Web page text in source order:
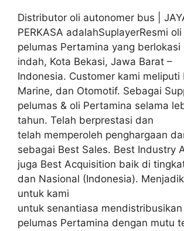
Distributor oli autonomer bus |
PERKASA adalahSuplayerResmi oli
pelumas Pertamina yang berlokasi
indah, Kota Bekasi, Jawa Barat –
Indonesia. Customer kami meliputi
Marine, dan Otomotif. Sebagai
pelumas & oli Pertamina selama
tahun. Telah berprestasi dan
telah memperoleh penghargaan
sebagai Best Sales. Best Industry
juga Best Acquisition baik di
dan Nasional (Indonesia).
untuk kami
untuk senantiasa
pelumas Pertamina dengan mutu